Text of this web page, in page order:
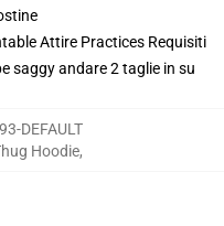
Attire Practices Requisiti
saggy andare 2 taglie in su
DEFAULT
Hoodie,